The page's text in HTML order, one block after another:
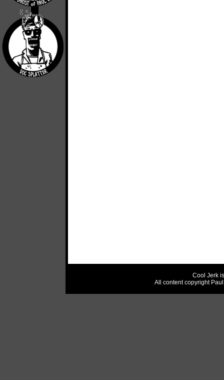
Cool Jerk
All content copyright